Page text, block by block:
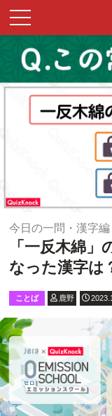
今日の一問・漢字編
「一反木綿
なった漢字は
ことば 鹿野